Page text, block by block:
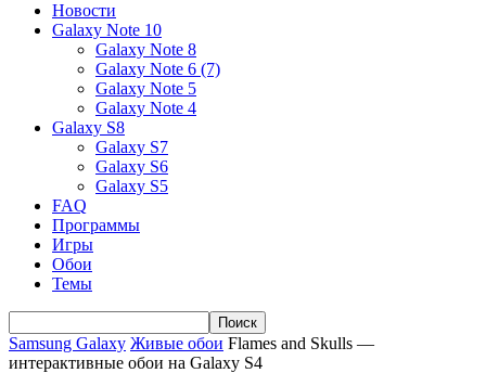
Новости
Galaxy Note 10
Galaxy Note 8
Galaxy Note 6 (7)
Galaxy Note 5
Galaxy Note 4
Galaxy S8
Galaxy S7
Galaxy S6
Galaxy S5
FAQ
Программы
Игры
Обои
Темы
Samsung Galaxy Живые обои Flames and Skulls —
интерактивные обои на Galaxy S4